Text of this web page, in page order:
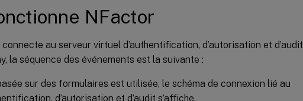
NFactor
au serveur virtuel d’authentification, d’autorisation et d’audit
la séquence des événements est la suivante :
sur des formulaires est utilisée, le schéma de connexion lié au
d’autorisation et d’audit s’affiche.